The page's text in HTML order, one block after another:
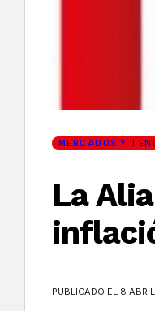
×
MERCADOS Y
La
PUBLICADO EL 8